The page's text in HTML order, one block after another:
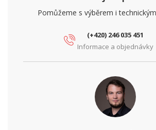
Pomůžeme s výběrem i
(+420) 246 035 451
Informace a objednávky